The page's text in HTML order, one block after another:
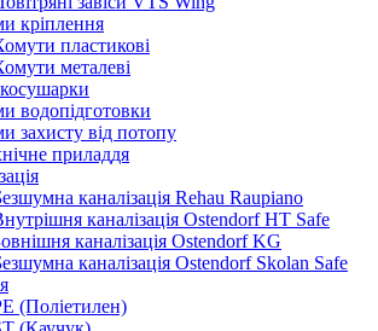
кріплення
пластикові
металеві
водопідготовки
захисту від потопу
приладдя
каналізація Rehau Raupiano
каналізація Ostendorf HT Safe
каналізація Ostendorf KG
каналізація Ostendorf Skolan Safe
(Поліетилен)